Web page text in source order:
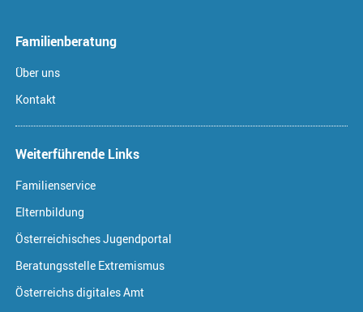
Familienberatung
Über uns
Kontakt
Weiterführende Links
Familienservice
Elternbildung
Österreichisches Jugendportal
Beratungsstelle Extremismus
Österreichs digitales Amt